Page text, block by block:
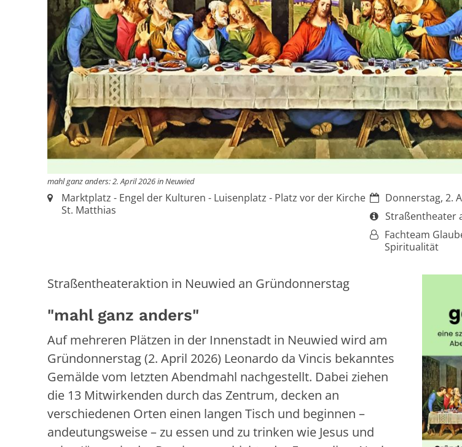
mahl ganz anders: 2. April 2026 in Neuwied
Datum:Donnerstag, 2.
Art bzw. Nummer:
Straßentheater
Von:Fachteam
Spiritualität
Ort:Marktplatz - Engel der Kulturen - Luisenplatz - Platz vor der Kirche
St. Matthias
Straßentheateraktion in Neuwied an Gründonnerstag
"mahl ganz anders"
Auf mehreren Plätzen in der Innenstadt in Neuwied wird am
Gründonnerstag (2. April 2026) Leonardo da Vincis bekanntes
Gemälde vom letzten Abendmahl nachgestellt. Dabei ziehen
die 13 Mitwirkenden durch das Zentrum, decken an
verschiedenen Orten einen langen Tisch und beginnen –
andeutungsweise – zu essen und zu trinken wie Jesus und